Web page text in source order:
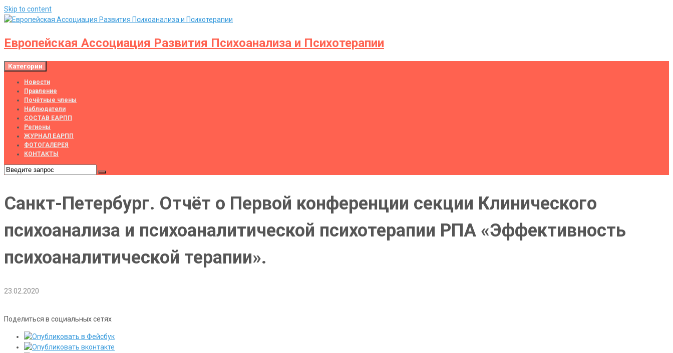
Skip to content
Европейская Ассоциация Развития Психоанализа и Психотерапии
Категории
Новости
Правление
Почётные члены
Наблюдатели
СОСТАВ ЕАРПП
Регионы
ЖУРНАЛ ЕАРПП
ФОТОГАЛЕРЕЯ
КОНТАКТЫ
Санкт-Петербург. Отчёт о Первой конференции секции Клинического
психоанализа и психоаналитической психотерапии РПА «Эффективность
психоаналитической терапии».
23.02.2020
Поделиться в социальных сетях